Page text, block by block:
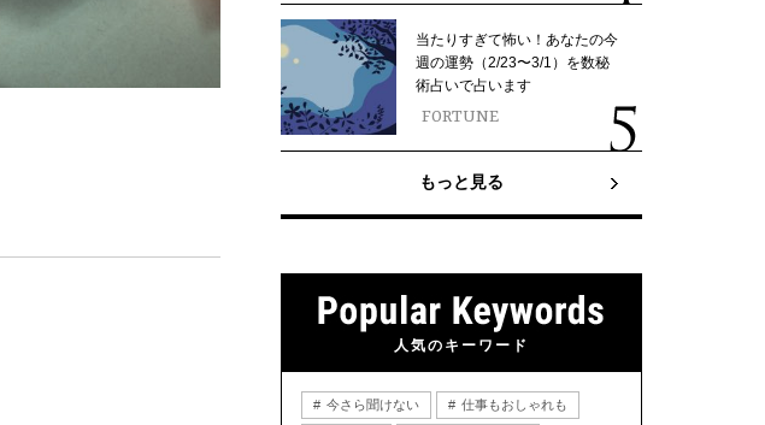
当たりすぎて怖い！あなたの今
週の運勢（2/23〜3/1）を数秘
術占いで占います
FORTUNE
もっと見る
人気のキーワード
今さら聞けない 仕事もおしゃれも